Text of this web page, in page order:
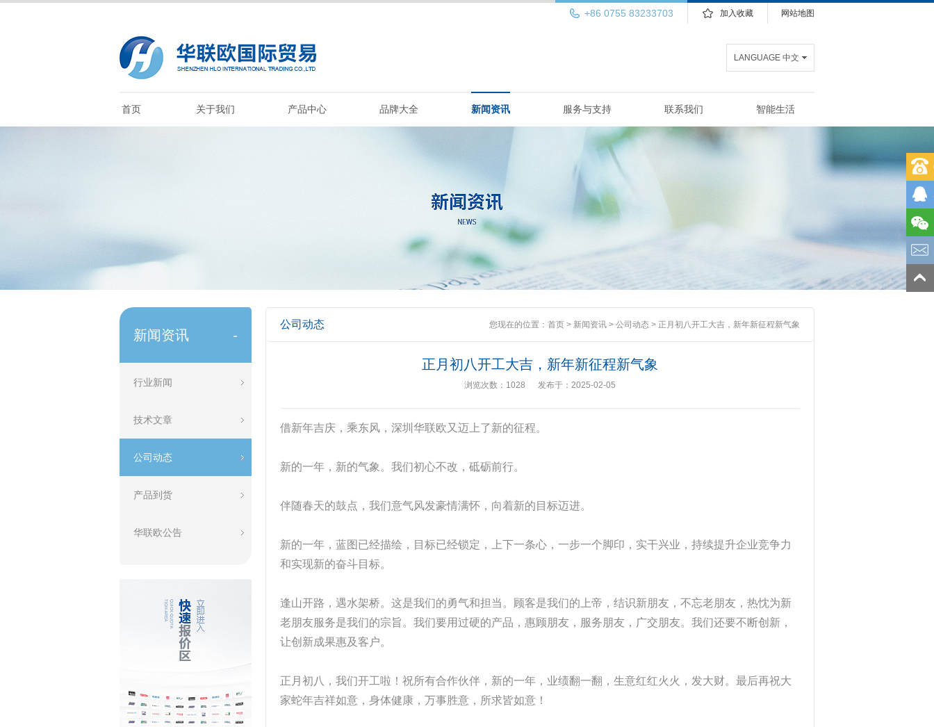
网站地图
加入收藏
+86 0755 83233703
LANGUAGE 中文
首页 关于我们 产品中心 品牌大全 新闻资讯 服务与支持 联系我们 智能生活
新闻资讯 -
行业新闻
技术文章
公司动态
产品到货
华联欧公告
公司动态 您现在的位置： 首页 > 新闻资讯 > 公司动态 > 正月初八开工大吉，新年新征程新气象
正月初八开工大吉，新年新征程新气象
浏览次数：1028 发布于：2025-02-05
借新年吉庆，乘东风，深圳华联欧又迈上了新的征程。
新的一年，新的气象。我们初心不改，砥砺前行。
伴随春天的鼓点，我们意气风发豪情满怀，向着新的目标迈进。
新的一年，蓝图已经描绘，目标已经锁定，上下一条心，一步一个脚印，实干兴业，持续提升企业竞争力
和实现新的奋斗目标。
逢山开路，遇水架桥。这是我们的勇气和担当。顾客是我们的上帝，结识新朋友，不忘老朋友，热忱为新
老朋友服务是我们的宗旨。我们要用过硬的产品，惠顾朋友，服务朋友，广交朋友。我们还要不断创新，
让创新成果惠及客户。
​正月初八，我们开工啦！祝所有合作伙伴，新的一年，业绩翻一翻，生意红红火火，发大财。最后再祝大
家蛇年吉祥如意，身体健康，万事胜意，所求皆如意！